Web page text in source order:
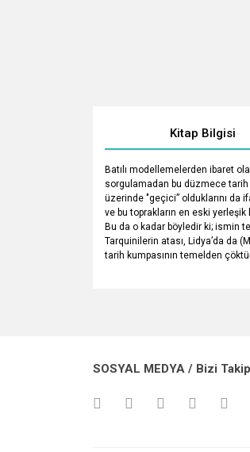
Kitap Bilgisi
Batılı modellemelerden ibaret
sorgulamadan bu düzmece tarih
üzerinde "geçici” olduklarını da
ve bu toprakların en eski yerleşik
Bu da o kadar böyledir ki; ismin
Tarquinilerin atası, Lidya’da da
tarih kumpasının temelden
Ürün açıklamasında
SOSYAL MEDYA / Bizi